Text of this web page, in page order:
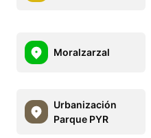
Moralzarzal
Urbanización
Parque PYR